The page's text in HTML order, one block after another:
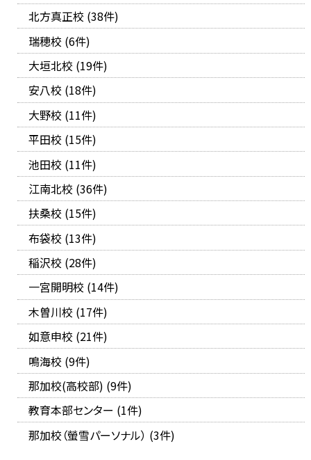
北方真正校 (38件)
瑞穂校 (6件)
大垣北校 (19件)
安八校 (18件)
大野校 (11件)
平田校 (15件)
池田校 (11件)
江南北校 (36件)
扶桑校 (15件)
布袋校 (13件)
稲沢校 (28件)
一宮開明校 (14件)
木曽川校 (17件)
如意申校 (21件)
鳴海校 (9件)
那加校(高校部) (9件)
教育本部センター (1件)
那加校（螢雪パーソナル） (3件)